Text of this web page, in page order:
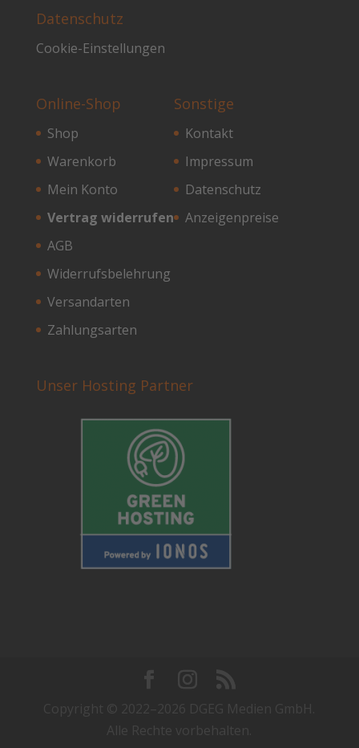
Datenschutz
Cookie-Einstellungen
Online-Shop
Shop
Warenkorb
Mein Konto
Vertrag widerrufen
AGB
Widerrufsbelehrung
Versandarten
Zahlungsarten
Sonstige
Kontakt
Impressum
Datenschutz
Anzeigenpreise
Unser Hosting Partner
Copyright © 2022–2026 DGEG Medien GmbH.
Alle Rechte vorbehalten.